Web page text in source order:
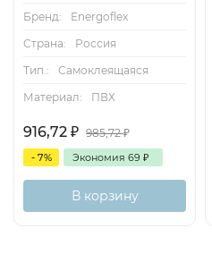
Бренд:
Energoflex
Страна:
Россия
Тип.:
Самоклеящаяся
Материал:
ПВХ
916,72 ₽ 985,72₽
- 7% Экономия 69 ₽
В корзину